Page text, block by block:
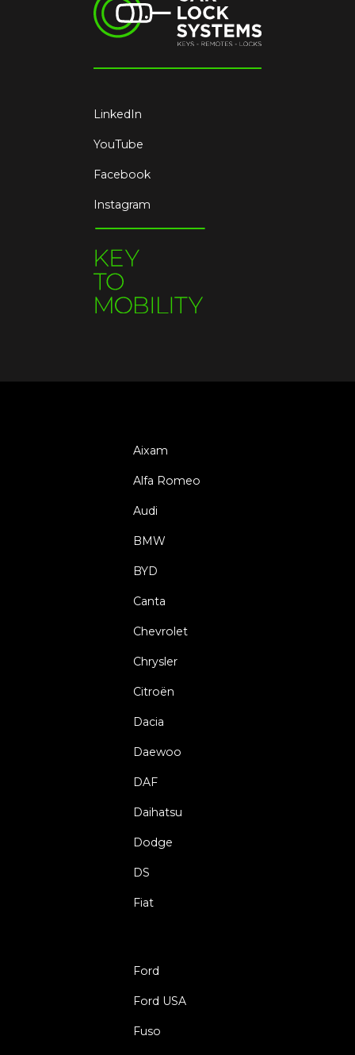
LinkedIn
YouTube
Facebook
Instagram
Aixam
Alfa Romeo
Audi
BMW
BYD
Canta
Chevrolet
Chrysler
Citroën
Dacia
Daewoo
DAF
Daihatsu
Dodge
DS
Fiat
Ford
Ford USA
Fuso